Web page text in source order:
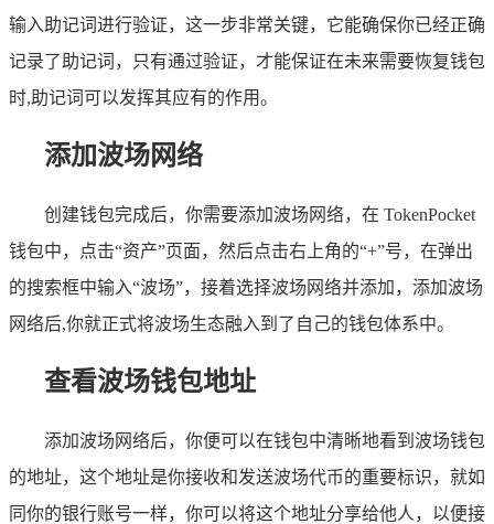
输入助记词进行验证，这一步非常关键，它能确保你已经正确
记录了助记词，只有通过验证，才能保证在未来需要恢复钱包
时,助记词可以发挥其应有的作用。
添加波场网络
创建钱包完成后，你需要添加波场网络，在 TokenPocket
钱包中，点击“资产”页面，然后点击右上角的“+”号，在弹出
的搜索框中输入“波场”，接着选择波场网络并添加，添加波场
网络后,你就正式将波场生态融入到了自己的钱包体系中。
查看波场钱包地址
添加波场网络后，你便可以在钱包中清晰地看到波场钱包
的地址，这个地址是你接收和发送波场代币的重要标识，就如
同你的银行账号一样，你可以将这个地址分享给他人，以便接